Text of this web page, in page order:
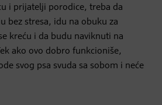
i prijatelji porodice, treba da
bez stresa, idu na obuku za
kreću i da budu naviknuti na
ako ovo dobro funkcioniše,
svog psa svuda sa sobom i neće